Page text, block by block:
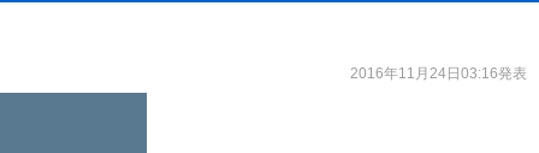
2016年11月24日03:16発表